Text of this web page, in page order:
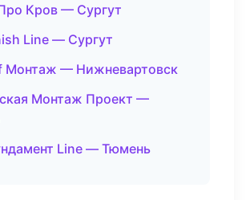
Кров — Сургут
Line — Сургут
Монтаж — Нижневартовск
Монтаж Проект —
Line — Тюмень